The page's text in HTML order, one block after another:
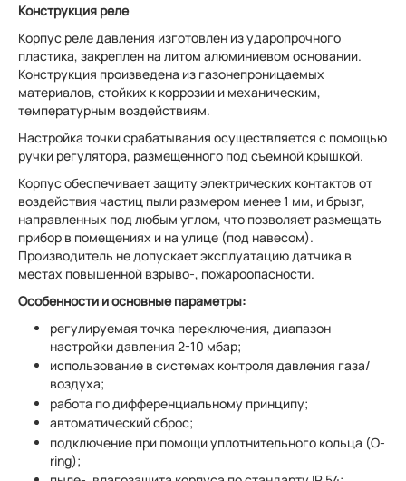
Конструкция реле
Корпус реле давления изготовлен из ударопрочного
пластика, закреплен на литом алюминиевом основании.
Конструкция произведена из газонепроницаемых
материалов, стойких к коррозии и механическим,
температурным воздействиям.
Настройка точки срабатывания осуществляется с помощью
ручки регулятора, размещенного под съемной крышкой.
Корпус обеспечивает защиту электрических контактов от
воздействия частиц пыли размером менее 1 мм, и брызг,
направленных под любым углом, что позволяет размещать
прибор в помещениях и на улице (под навесом).
Производитель не допускает эксплуатацию датчика в
местах повышенной взрыво-, пожароопасности.
Особенности и основные параметры:
регулируемая точка переключения, диапазон
настройки давления 2-10 мбар;
использование в системах контроля давления газа/
воздуха;
работа по дифференциальному принципу;
автоматический сброс;
подключение при помощи уплотнительного кольца (O-
ring);